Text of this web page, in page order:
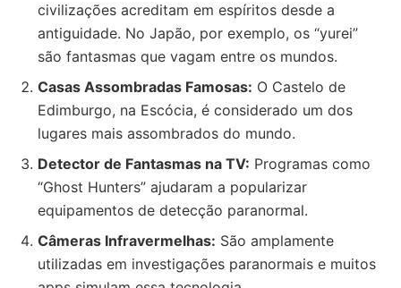
civilizações acreditam em espíritos desde a
antiguidade. No Japão, por exemplo, os “yurei”
são fantasmas que vagam entre os mundos.
Casas Assombradas Famosas: O Castelo de
Edimburgo, na Escócia, é considerado um dos
lugares mais assombrados do mundo.
Detector de Fantasmas na TV: Programas como
“Ghost Hunters” ajudaram a popularizar
equipamentos de detecção paranormal.
Câmeras Infravermelhas: São amplamente
utilizadas em investigações paranormais e muitos